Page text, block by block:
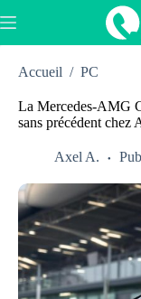
au
Accueil / PC
La Mercedes-AMG
sans précédent chez
Axel A.